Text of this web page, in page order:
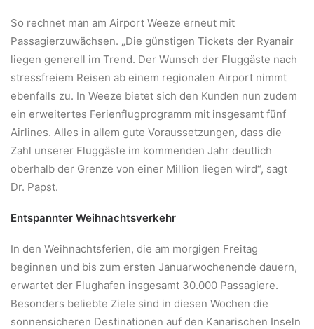
So rechnet man am Airport Weeze erneut mit
Passagierzuwächsen. „Die günstigen Tickets der Ryanair
liegen generell im Trend. Der Wunsch der Fluggäste nach
stressfreiem Reisen ab einem regionalen Airport nimmt
ebenfalls zu. In Weeze bietet sich den Kunden nun zudem
ein erweitertes Ferienflugprogramm mit insgesamt fünf
Airlines. Alles in allem gute Voraussetzungen, dass die
Zahl unserer Fluggäste im kommenden Jahr deutlich
oberhalb der Grenze von einer Million liegen wird“, sagt
Dr. Papst.
Entspannter Weihnachtsverkehr
In den Weihnachtsferien, die am morgigen Freitag
beginnen und bis zum ersten Januarwochenende dauern,
erwartet der Flughafen insgesamt 30.000 Passagiere.
Besonders beliebte Ziele sind in diesen Wochen die
sonnensicheren Destinationen auf den Kanarischen Inseln